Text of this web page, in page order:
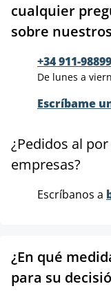
cualquier
sobre
+34 911-
De lunes a
Escríbame
¿Pedidos al
empresas?
Escríbanos a
¿En qué
para su